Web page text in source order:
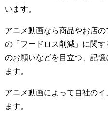
います。
アニメ動画なら商品やお店
の「フードロス削減」に関
のお願いなどを目立つ、記
ます。
アニメ動画によって自社の
ます。